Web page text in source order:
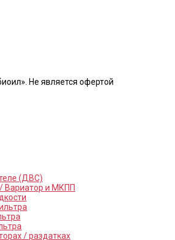
Не является офертой
(ДВС)
Вариатор и МКПП
/ раздатках